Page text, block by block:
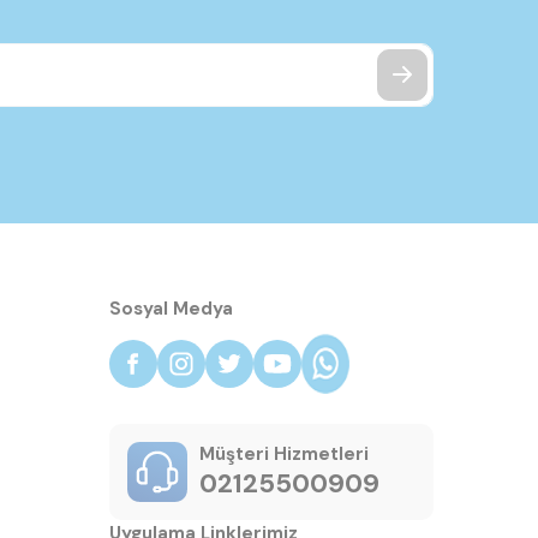
Sosyal Medya
Müşteri Hizmetleri
02125500909
Uygulama Linklerimiz